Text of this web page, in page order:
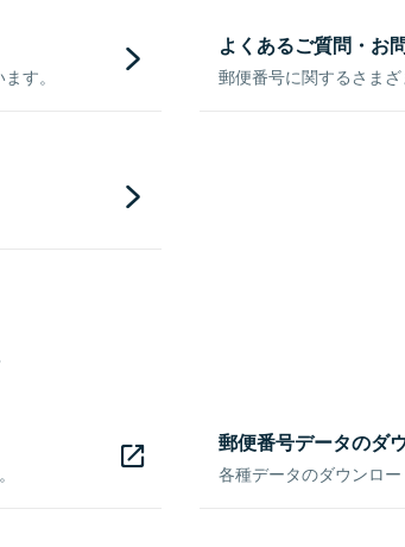
す。
よくあるご質問・お
郵便番号に関するさまざ
郵便番号データのダ
各種データのダウンロ